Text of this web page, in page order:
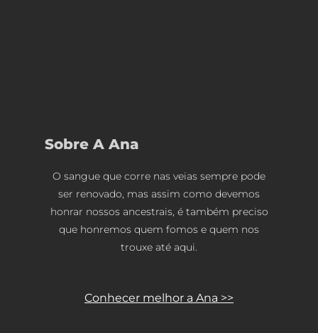
Sobre A Ana
O sangue que corre nas veias sempre pode
ser renovado, mas assim como devemos
honrar nossos ancestrais, é também preciso
que honremos quem fomos e quem nos
trouxe até aqui.
Conhecer melhor a Ana >>